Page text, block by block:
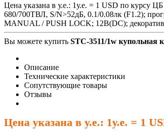
Цена указана в у.е.: 1у.е. = 1 USD по курсу
680/700ТВЛ, S/N>52дБ, 0.1/0.08лк (F1.2);
MANUAL / PUSH LOCK; 12В(DC);
Вы можете купить STC-3511/1w купольная
Описание
Технические характеристики
Сопутствующие товары
Отзывы
Цена указана в у.е.: 1у.е. = 1